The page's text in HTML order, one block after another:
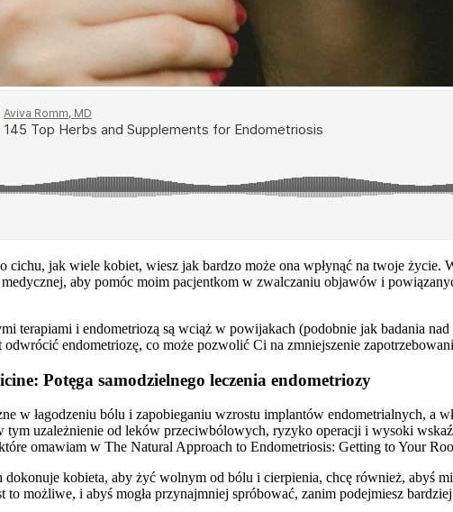
cichu, jak wiele kobiet, wiesz jak bardzo może ona wpłynąć na twoje
aby pomóc moim pacjentkom w zwalczaniu objawów i
terapiami i endometriozą są wciąż w powijakach (podobnie jak badania
endometriozę, co może pozwolić Ci na zmniejszenie
Potęga samodzielnego leczenia endometriozy
w łagodzeniu bólu i zapobieganiu wzrostu implantów endometrialnych, a
uzależnienie od leków przeciwbólowych, ryzyko operacji i wysoki
omawiam w The Natural Approach to Endometriosis: Getting to Your
kobieta, aby żyć wolnym od bólu i cierpienia, chcę również, abyś
możliwe, i abyś mogła przynajmniej spróbować, zanim podejmiesz